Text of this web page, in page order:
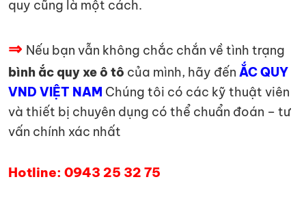
quy cũng là một cách.
⇒ Nếu bạn vẫn không chắc chắn về tình trạng
bình ắc quy xe ô tô của mình, hãy đến ẮC QUY
VND VIỆT NAM Chúng tôi có các kỹ thuật viên
và thiết bị chuyên dụng có thể chuẩn đoán – tư
vấn chính xác nhất
Hotline: 0943 25 32 75